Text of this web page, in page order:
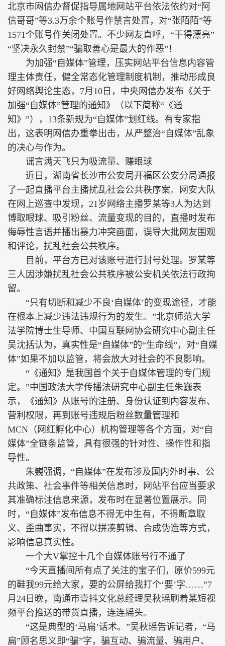
北京市网信办督促指导属地网站平台依法依约对“阿
信哥哥”等3.3万余个账号作禁言处置，对“张陌陌”等
1571个账号作关闭处置。不少网友直呼，“干得漂亮”
“坚决永久封禁”“骗取善心是最大的作恶”！
为加强“自媒体”管理，压实网站平台信息内容管
理主体责任，健全常态化管理制度机制，推动形成良
好网络舆论生态，7月10日，中央网信办发布《关于
加强“自媒体”管理的通知》（以下简称“《通
知》”），13条新规为“自媒体”划红线。有专家指
出，这表明网信办重拳出击，从严整治“自媒体”乱象
的决心与作为。
谣言满天飞只为吸流量、赚眼球
近日，湖南省长沙市公安局开福区公安分局通报
了一起直播平台主播扰乱社会公共秩序案。网安大队
在网上巡查中发现，21岁网络主播罗某等3人为达到
博取眼球、吸引粉丝、流量变现的目的，直播时发布
侮辱性言语并播出暴力冲突画面，误导大批网友围观
和评论，扰乱社会公共秩序。
目前，平台方已对该账号进行封号处理。罗某等
三人因涉嫌扰乱社会公共秩序被公安机关依法行政拘
留。
“只有切断和减少不良‘自媒体’的变现途径，才能
在根本上减少违法违规行为的发生。”北京师范大学
法学院博士生导师、中国互联网协会研究中心副主任
吴沈括认为，真实性是“自媒体”的“生命线”，对“自媒
体”如果不加以监管，将会放大对社会的不良影响。
“《通知》是我国首个关于自媒体管理的专门规
定。”中国政法大学传播法研究中心副主任朱巍表
示，《通知》从账号的注册、身份认证到内容发布、
营利权限，再到账号违规后粉丝数量管理和
MCN（网红孵化中心）机构管理等各个方面，对“自
媒体”全链条监管，具有很强的针对性、操作性和指
导性。
朱巍强调，“自媒体”在发布涉及国内外时事、公
共政策、社会事件等相关信息时，网站平台应当要求
其准确标注信息来源，发布时在显著位置展示。同
时，“自媒体”发布信息不得无中生有，不得断章取
义、歪曲事实，不得以拼凑剪辑、合成伪造等方式，
影响信息真实性。
一个大V掌控十几个自媒体账号行不通了
“今天直播间所有点了关注的宝子们，原价599元
的鞋我99元给大家，要的公屏给我打个‘要’字……”7
月24日晚，南通市壹抖文化总经理吴秋瑶刷着某短视
频平台推送的带货直播，连连摇头。
“这是典型的‘马扁’话术。”吴秋瑶告诉记者，“马
扁”顾名思义即“骗”字，骗互动、骗流量、骗用户、